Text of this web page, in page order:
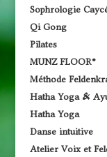
Sophrologie
Qi Gong
Pilates
MUNZ FLOOR®
Méthode
Hatha Yoga &
Hatha Yoga
Danse intuitive
Atelier Voix et